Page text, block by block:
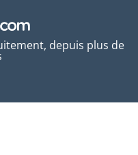
depuis plus de